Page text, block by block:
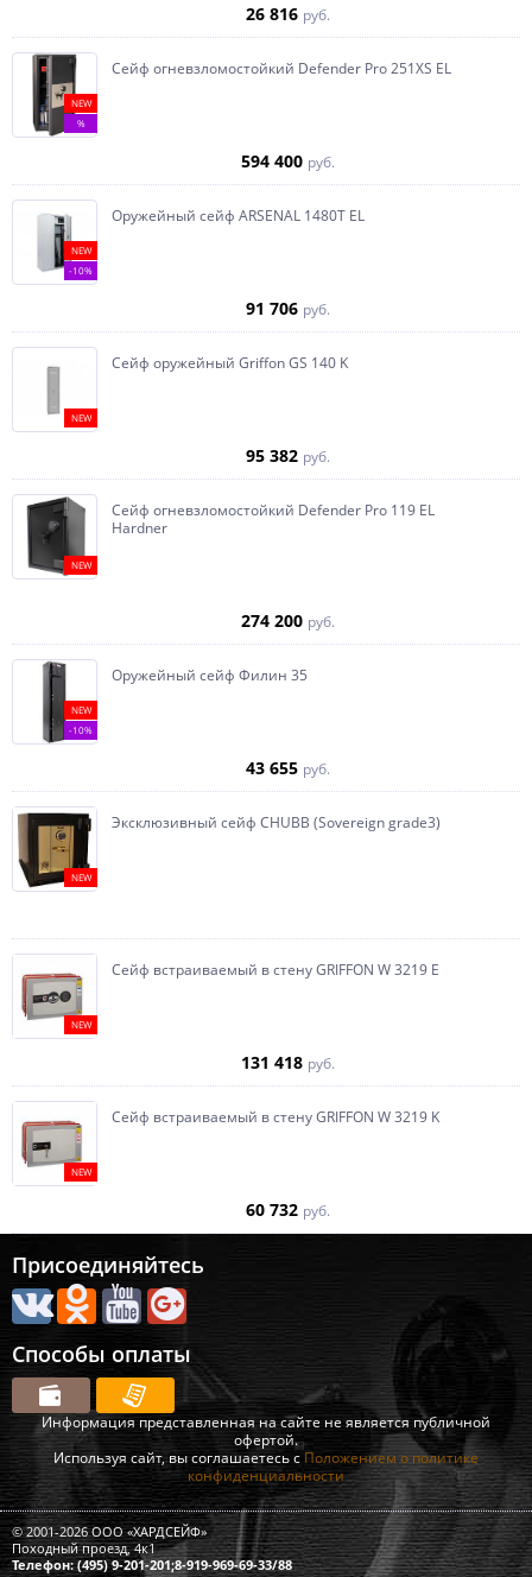
26 816 руб.
NEW
%
Сейф огневзломостойкий Defender Pro 251XS EL
594 400 руб.
NEW
-10%
Оружейный сейф ARSENAL 1480Т EL
91 706 руб.
NEW
Сейф оружейный Griffon GS 140 K
95 382 руб.
NEW
Сейф огневзломостойкий Defender Pro 119 EL
Hardner
274 200 руб.
NEW
-10%
Оружейный сейф Филин 35
43 655 руб.
NEW
Эксклюзивный сейф CHUBB (Sovereign grade3)
NEW
Сейф встраиваемый в стену GRIFFON W 3219 E
131 418 руб.
NEW
Сейф встраиваемый в стену GRIFFON W 3219 K
60 732 руб.
Присоединяйтесь
Способы оплаты
Информация представленная на сайте не является публичной
офертой.
Используя сайт, вы соглашаетесь с Положением о политике
конфиденциальности
© 2001-2026 ООО «ХАРДСЕЙФ»
Походный проезд, 4к1
Телефон: (495) 9-201-201;8-919-969-69-33/88